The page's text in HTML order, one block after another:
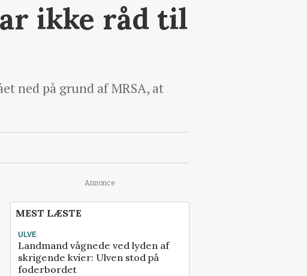
ikke råd til
ned på grund af MRSA, at
Annonce
MEST LÆSTE
ULVE
Landmand vågnede ved lyden af
skrigende kvier: Ulven stod på
foderbordet